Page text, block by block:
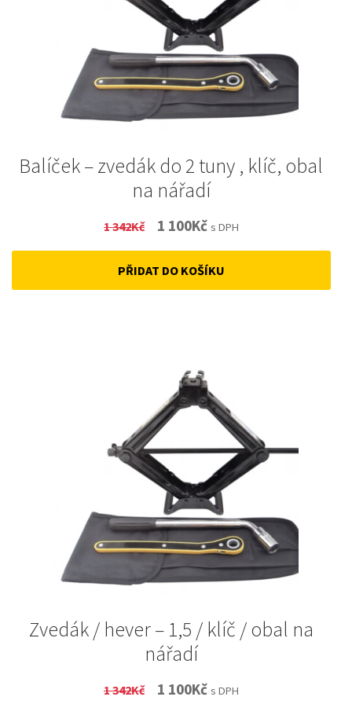
Balíček – zvedák do 2 tuny , klíč, obal
na nářadí
1 342Kč
Original
price
was:
1 100KčCurrent
price
is:
s DPH
PŘIDAT DO KOŠÍKU
Zvedák / hever – 1,5 / klíč / obal na
nářadí
1 342Kč
Original
1 100KčCurrent
s DPH